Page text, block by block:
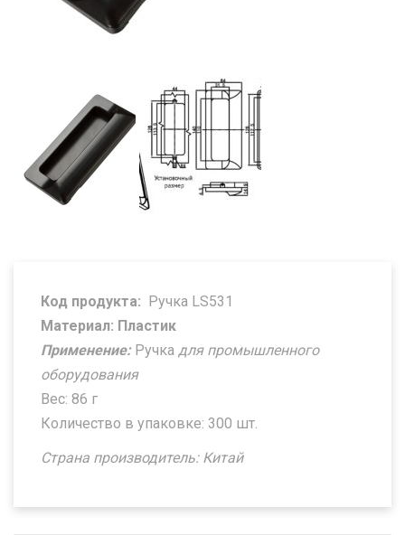
Код продукта:
Ручка LS531
Материал: Пластик
Применение:Ручка для промышленного
оборудования
Вес: 86 г
Количество в упаковке: 300 шт.
Страна производитель: Китай